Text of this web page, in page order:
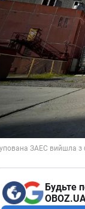
Будьте